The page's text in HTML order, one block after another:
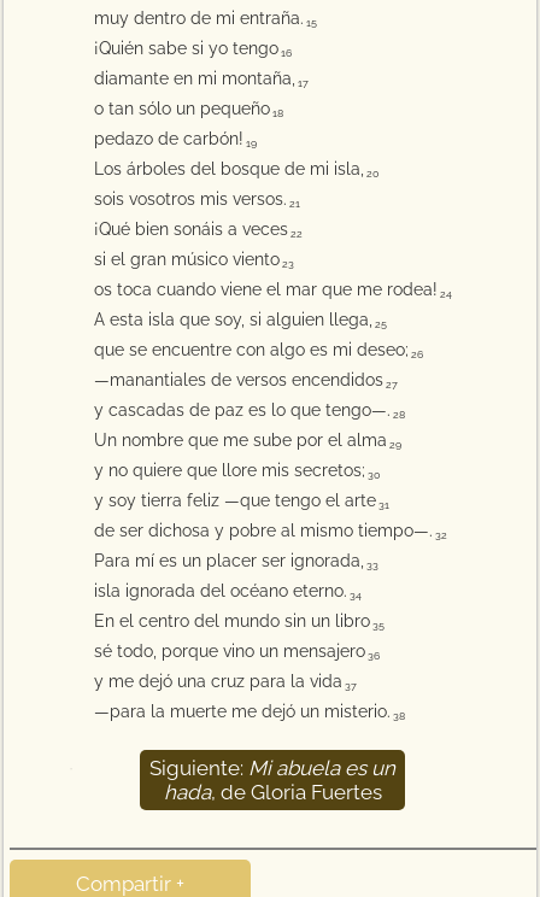
muy dentro de mi entraña. 15
¡Quién sabe si yo tengo 16
diamante en mi montaña, 17
o tan sólo un pequeño 18
pedazo de carbón! 19
Los árboles del bosque de mi isla, 20
sois vosotros mis versos. 21
¡Qué bien sonáis a veces 22
si el gran músico viento 23
os toca cuando viene el mar que me rodea! 24
A esta isla que soy, si alguien llega, 25
que se encuentre con algo es mi deseo; 26
—manantiales de versos encendidos 27
y cascadas de paz es lo que tengo—. 28
Un nombre que me sube por el alma 29
y no quiere que llore mis secretos; 30
y soy tierra feliz —que tengo el arte 31
de ser dichosa y pobre al mismo tiempo—. 32
Para mí es un placer ser ignorada, 33
isla ignorada del océano eterno. 34
En el centro del mundo sin un libro 35
sé todo, porque vino un mensajero 36
y me dejó una cruz para la vida 37
—para la muerte me dejó un misterio. 38
Siguiente: Mi abuela es un
hada, de Gloria Fuertes
Compartir +